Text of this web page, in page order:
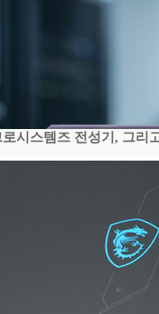
시스템즈 전성기, 그리